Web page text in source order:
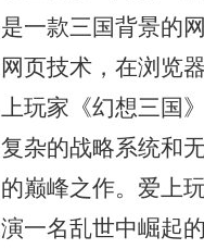
是一款三国背景的
网页技术，在浏览
上玩家《幻想三国
复杂的战略系统和
的巅峰之作。爱上
演一名乱世中崛起